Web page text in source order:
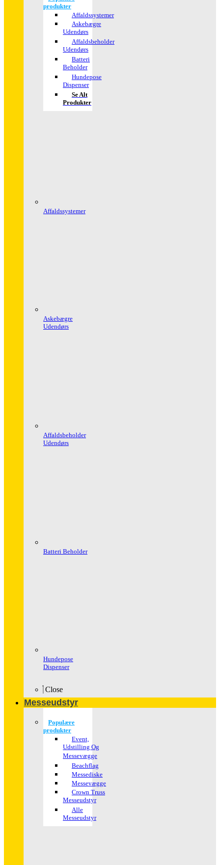
produkter
Affaldssystemer
Askebægre
Udendørs
Affaldsbeholder
Udendørs
Batteri
Beholder
Hundepose
Dispenser
Se Alt
Produkter
Affaldssystemer
Askebægre
Udendørs
Affaldsbeholder
Udendørs
Batteri Beholder
Hundepose
Dispenser
Close
Messeudstyr
Populære
produkter
Event,
Udstilling Og
Messevægge
Beachflag
Messediske
Messevægge
Crown Truss
Messeudstyr
Alle
Messeudstyr